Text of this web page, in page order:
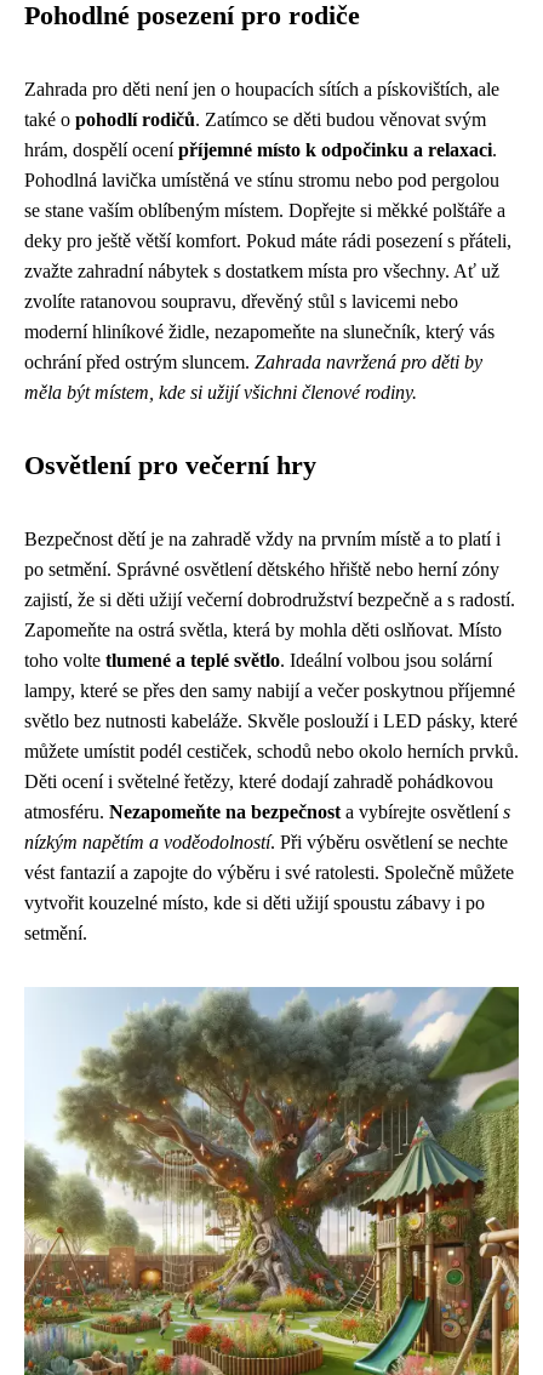
Pohodlné posezení pro rodiče
Zahrada pro děti není jen o houpacích sítích a pískovištích, ale
také o pohodlí rodičů. Zatímco se děti budou věnovat svým
hrám, dospělí ocenípříjemné místo k odpočinku a relaxaci.
Pohodlná lavička umístěná ve stínu stromu nebo pod pergolou
se stane vaším oblíbeným místem. Dopřejte si měkké polštáře a
deky pro ještě větší komfort. Pokud máte rádi posezení s přáteli,
zvažte zahradní nábytek s dostatkem místa pro všechny. Ať už
zvolíte ratanovou soupravu, dřevěný stůl s lavicemi nebo
moderní hliníkové židle, nezapomeňte na slunečník, který vás
ochrání před ostrým sluncem. Zahrada navržená pro děti by
měla být místem, kde si užijí všichni členové rodiny.
Osvětlení pro večerní hry
Bezpečnost dětí je na zahradě vždy na prvním místě a to platí i
po setmění. Správné osvětlení dětského hřiště nebo herní zóny
zajistí, že si děti užijí večerní dobrodružství bezpečně a s radostí.
Zapomeňte na ostrá světla, která by mohla děti oslňovat. Místo
toho volte tlumené a teplé světlo. Ideální volbou jsou solární
lampy, které se přes den samy nabijí a večer poskytnou příjemné
světlo bez nutnosti kabeláže. Skvěle poslouží i LED pásky, které
můžete umístit podél cestiček, schodů nebo okolo herních prvků.
Děti ocení i světelné řetězy, které dodají zahradě pohádkovou
atmosféru. Nezapomeňte na bezpečnost a vybírejte osvětlenís
nízkým napětím a voděodolností. Při výběru osvětlení se nechte
vést fantazií a zapojte do výběru i své ratolesti. Společně můžete
vytvořit kouzelné místo, kde si děti užijí spoustu zábavy i po
setmění.